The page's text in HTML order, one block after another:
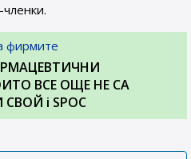
фирмите
ВСЕ ОЩЕ НЕ СА
i SPOC